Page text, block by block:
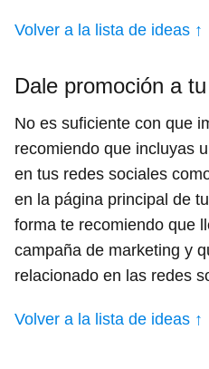
Volver a la lista de ideas ↑
Dale promoción a
No es suficiente con que
recomiendo que incluyas
en tus redes sociales
en la página principal de
forma te recomiendo que
campaña de marketing y
relacionado en las redes
Volver a la lista de ideas ↑